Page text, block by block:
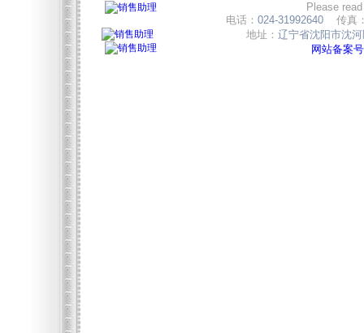
Please
电话： 024-31992640 传真
地址： 辽宁省沈阳市沈
网站备案